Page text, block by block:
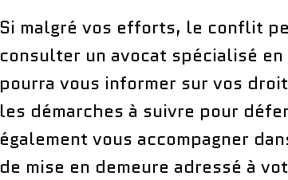
Si malgré vos efforts, le conflit
consulter un avocat spécialisé
pourra vous informer sur vos
les démarches à suivre pour
également vous accompagner
de mise en demeure adressé à